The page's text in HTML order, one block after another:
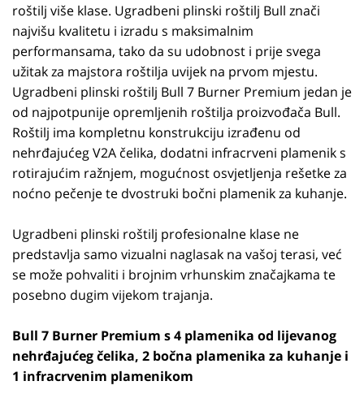
roštilj više klase. Ugradbeni plinski roštilj Bull znači
najvišu kvalitetu i izradu s maksimalnim
performansama, tako da su udobnost i prije svega
užitak za majstora roštilja uvijek na prvom mjestu.
Ugradbeni plinski roštilj Bull 7 Burner Premium jedan je
od najpotpunije opremljenih roštilja proizvođača Bull.
Roštilj ima kompletnu konstrukciju izrađenu od
nehrđajućeg V2A čelika, dodatni infracrveni plamenik s
rotirajućim ražnjem, mogućnost osvjetljenja rešetke za
noćno pečenje te dvostruki bočni plamenik za kuhanje.
Ugradbeni plinski roštilj profesionalne klase ne
predstavlja samo vizualni naglasak na vašoj terasi, već
se može pohvaliti i brojnim vrhunskim značajkama te
posebno dugim vijekom trajanja.
Bull 7 Burner Premium s 4 plamenika od lijevanog
nehrđajućeg čelika, 2 bočna plamenika za kuhanje i
1 infracrvenim plamenikom